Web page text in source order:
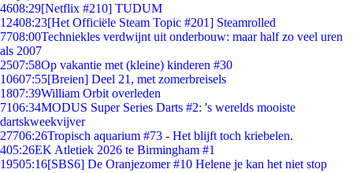
4608:29[Netflix #210] TUDUM
12408:23[Het Officiële Steam Topic #201] Steamrolled
7708:00Techniekles verdwijnt uit onderbouw: maar half zo veel uren
als 2007
2507:58Op vakantie met (kleine) kinderen #30
10607:55[Breien] Deel 21, met zomerbreisels
1807:39William Orbit overleden
7106:34MODUS Super Series Darts #2: 's werelds mooiste
dartskweekvijver
27706:26Tropisch aquarium #73 - Het blijft toch kriebelen.
405:26EK Atletiek 2026 te Birmingham #1
19505:16[SBS6] De Oranjezomer #10 Helene je kan het niet stop